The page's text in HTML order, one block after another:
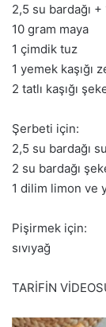
2,5 su bardağı +
10 gram maya
1 çimdik tuz
1 yemek kaşığı
2 tatlı kaşığı
Şerbeti için:
2,5 su bardağı su
2 su bardağı
1 dilim limon ve
Pişirmek için:
sıvıyağ
TARİFİN